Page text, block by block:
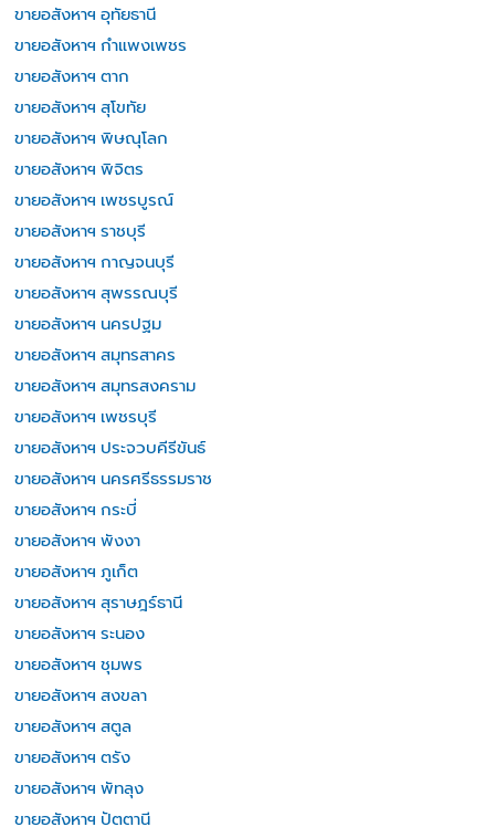
ขายอสังหาฯ อุทัยธานี
ขายอสังหาฯ กำแพงเพชร
ขายอสังหาฯ ตาก
ขายอสังหาฯ สุโขทัย
ขายอสังหาฯ พิษณุโลก
ขายอสังหาฯ พิจิตร
ขายอสังหาฯ เพชรบูรณ์
ขายอสังหาฯ ราชบุรี
ขายอสังหาฯ กาญจนบุรี
ขายอสังหาฯ สุพรรณบุรี
ขายอสังหาฯ นครปฐม
ขายอสังหาฯ สมุทรสาคร
ขายอสังหาฯ สมุทรสงคราม
ขายอสังหาฯ เพชรบุรี
ขายอสังหาฯ ประจวบคีรีขันธ์
ขายอสังหาฯ นครศรีธรรมราช
ขายอสังหาฯ กระบี่
ขายอสังหาฯ พังงา
ขายอสังหาฯ ภูเก็ต
ขายอสังหาฯ สุราษฎร์ธานี
ขายอสังหาฯ ระนอง
ขายอสังหาฯ ชุมพร
ขายอสังหาฯ สงขลา
ขายอสังหาฯ สตูล
ขายอสังหาฯ ตรัง
ขายอสังหาฯ พัทลุง
ขายอสังหาฯ ปัตตานี